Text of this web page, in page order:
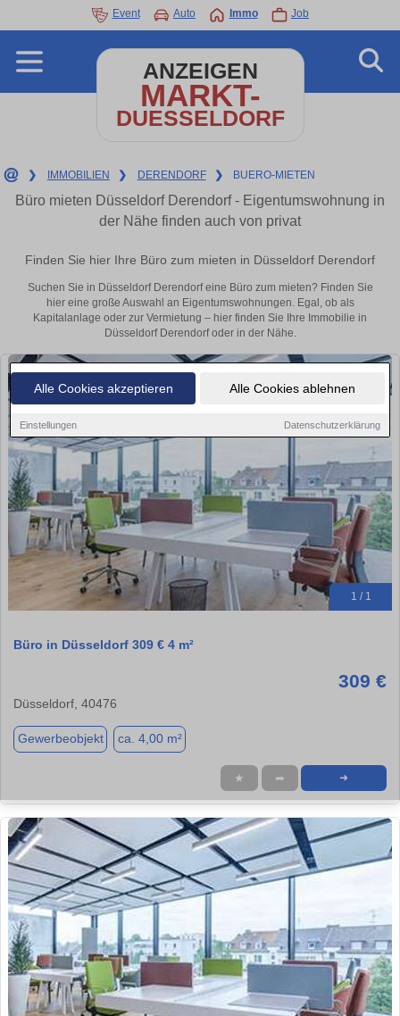
Alle Cookies akzeptieren Alle Cookies ablehnen
Einstellungen Datenschutzerklärung
Event Auto Immo Job
ANZEIGEN
MARKT-
DUESSELDORF
❯ IMMOBILIEN ❯ DERENDORF ❯ BUERO-MIETEN
Büro mieten Düsseldorf Derendorf - Eigentumswohnung in
der Nähe finden auch von privat
Finden Sie hier Ihre Büro zum mieten in Düsseldorf Derendorf
Suchen Sie in Düsseldorf Derendorf eine Büro zum mieten? Finden Sie
hier eine große Auswahl an Eigentumswohnungen. Egal, ob als
Kapitalanlage oder zur Vermietung – hier finden Sie Ihre Immobilie in
Düsseldorf Derendorf oder in der Nähe.
1 / 1
Büro in Düsseldorf 309 € 4 m²
309 €
Düsseldorf, 40476
Gewerbeobjekt ca. 4,00 m²
★ ➦ ➜